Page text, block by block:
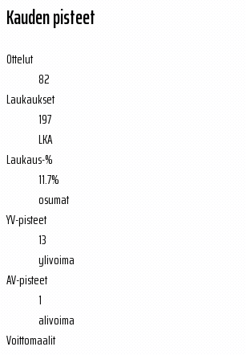
Kauden pisteet
Ottelut
82
Laukaukset
197
LKA
Laukaus-%
11.7%
osumat
YV-pisteet
13
ylivoima
AV-pisteet
1
alivoima
Voittomaalit